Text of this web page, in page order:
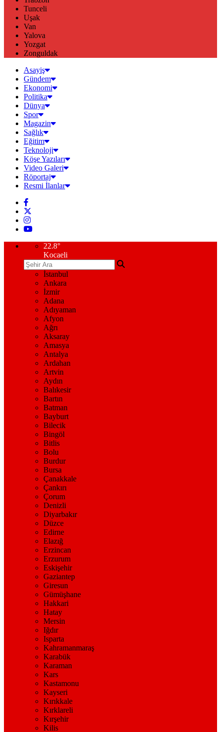
Tunceli
Uşak
Van
Yalova
Yozgat
Zonguldak
Asayiş
Gündem
Ekonomi
Politika
Dünya
Spor
Magazin
Sağlık
Eğitim
Teknoloji
Köşe Yazıları
Video Galeri
Röportaj
Resmi İlanlar
22.8°
Kocaeli
İstanbul
Ankara
İzmir
Adana
Adıyaman
Afyon
Ağrı
Aksaray
Amasya
Antalya
Ardahan
Artvin
Aydın
Balıkesir
Bartın
Batman
Bayburt
Bilecik
Bingöl
Bitlis
Bolu
Burdur
Bursa
Çanakkale
Çankırı
Çorum
Denizli
Diyarbakır
Düzce
Edirne
Elazığ
Erzincan
Erzurum
Eskişehir
Gaziantep
Giresun
Gümüşhane
Hakkari
Hatay
Mersin
Iğdır
Isparta
Kahramanmaraş
Karabük
Karaman
Kars
Kastamonu
Kayseri
Kırıkkale
Kırklareli
Kırşehir
Kilis